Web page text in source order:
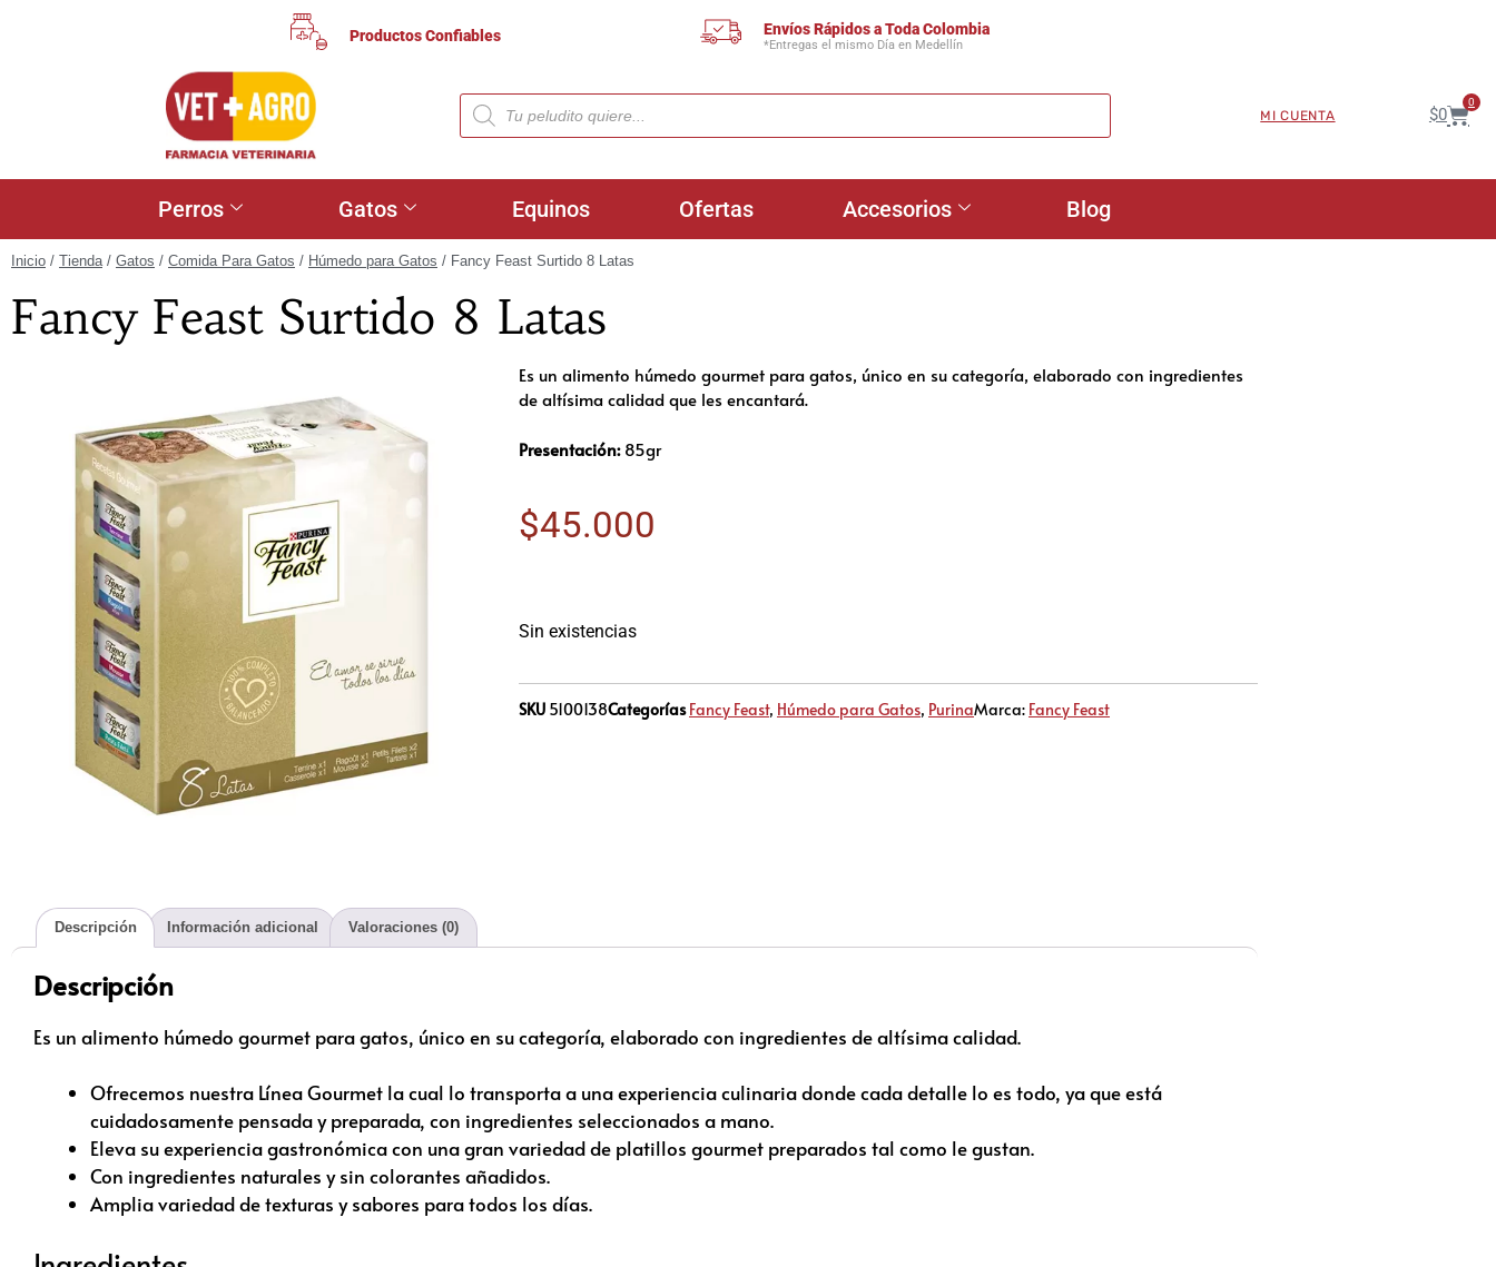
Productos Confiables Envíos Rápidos a Toda Colombia
*Entregas el mismo Día en Medellín
MI CUENTA $0
0
Perros Gatos Equinos Ofertas Accesorios Blog
Inicio / Tienda/ Gatos / Comida Para Gatos / Húmedo para Gatos / Fancy Feast Surtido 8 Latas
Fancy Feast Surtido 8 Latas
Es un alimento húmedo gourmet para gatos, único en su categoría, elaborado con ingredientes
de altísima calidad que les encantará.
Presentación:85gr
$45.000
Sin existencias
SKU 5100138Categorías Fancy Feast, Húmedo para Gatos, PurinaMarca: Fancy Feast
Descripción Información adicional Valoraciones (0)
Descripción
Es un alimento húmedo gourmet para gatos, único en su categoría, elaborado con ingredientes de altísima calidad.
Ofrecemos nuestra Línea Gourmet la cual lo transporta a una experiencia culinaria donde cada detalle lo es todo, ya que está
cuidadosamente pensada y preparada, con ingredientes seleccionados a mano.
Eleva su experiencia gastronómica con una gran variedad de platillos gourmet preparados tal como le gustan.
Con ingredientes naturales y sin colorantes añadidos.
Amplia variedad de texturas y sabores para todos los días.